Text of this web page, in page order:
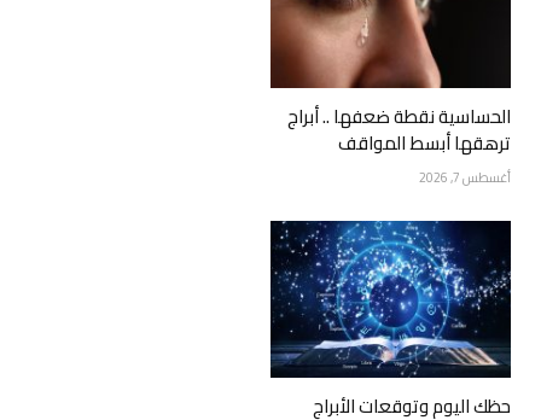
الحساسية نقطة ضعفها .. أبراج
ترهقها أبسط المواقف
أغسطس 7, 2026
حظك اليوم وتوقعات الأبراج